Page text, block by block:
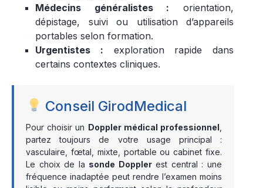
Médecins généralistes : orientation,
dépistage, suivi ou utilisation d’appareils
portables selon formation.
Urgentistes : exploration rapide dans
certains contextes cliniques.
Conseil GirodMedical
Pour choisir un Doppler médical professionnel
partez toujours de votre usage principal :
vasculaire, fœtal, mixte, portable ou cabinet fixe.
Le choix de la sonde Dopplerest central : une
fréquence inadaptée peut rendre l’examen moins